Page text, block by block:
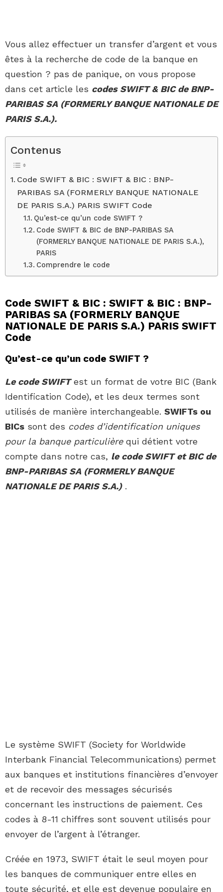
Vous allez effectuer un transfer d’argent et vous
êtes à la recherche de code de la banque en
question ? pas de panique, on vous propose
dans cet article les codes SWIFT & BIC de BNP-
PARIBAS SA (FORMERLY BANQUE NATIONALE DE
PARIS S.A.).
Contenus
Code SWIFT & BIC : SWIFT & BIC : BNP-
PARIBAS SA (FORMERLY BANQUE NATIONALE
DE PARIS S.A.) PARIS SWIFT Code
Qu’est-ce qu’un code SWIFT ?
Code SWIFT & BIC de BNP-PARIBAS SA
(FORMERLY BANQUE NATIONALE DE PARIS S.A.),
PARIS
Comprendre le code
Code SWIFT & BIC : SWIFT & BIC : BNP-
PARIBAS SA (FORMERLY BANQUE
NATIONALE DE PARIS S.A.) PARIS SWIFT
Code
Qu’est-ce qu’un code SWIFT ?
Le code SWIFTest un format de votre BIC (Bank
Identification Code), et les deux termes sont
utilisés de manière interchangeable. SWIFTs ou
BICs sont des codes d’identification uniques
pour la banque particulière qui détient votre
compte dans notre cas, le code SWIFT et BIC de
BNP-PARIBAS SA (FORMERLY BANQUE
NATIONALE DE PARIS S.A.).
Le système SWIFT (Society for Worldwide
Interbank Financial Telecommunications) permet
aux banques et institutions financières d’envoyer
et de recevoir des messages sécurisés
concernant les instructions de paiement. Ces
codes à 8-11 chiffres sont souvent utilisés pour
envoyer de l’argent à l’étranger.
Créée en 1973, SWIFT était le seul moyen pour
les banques de communiquer entre elles en
toute sécurité, et elle est devenue populaire en